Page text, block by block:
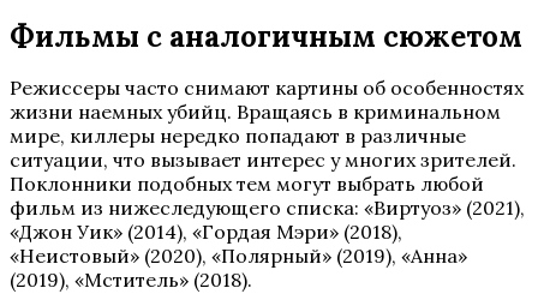
Фильмы с аналогичным сюжетом
Режиссеры часто снимают картины об особенностях
жизни наемных убийц. Вращаясь в криминальном
мире, киллеры нередко попадают в различные
ситуации, что вызывает интерес у многих зрителей.
Поклонники подобных тем могут выбрать любой
фильм из нижеследующего списка: «Виртуоз» (2021),
«Джон Уик» (2014), «Гордая Мэри» (2018),
«Неистовый» (2020), «Полярный» (2019), «Анна»
(2019), «Мститель» (2018).